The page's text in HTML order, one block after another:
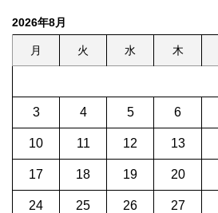
2026年8月
月 火 水 木
3 4 5 6
10 11 12 13
17 18 19 20
24 25 26 27